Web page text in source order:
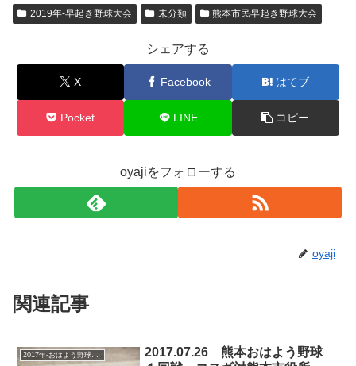
2019年-早起き野球大会 未分類 熊本市民早起き野球大会
シェアする
X Facebook はてブ
Pocket LINE コピー
oyajiをフォローする
oyaji
関連記事
2017年-おはよう野球大会
2017.07.26 熊本おはよう野球